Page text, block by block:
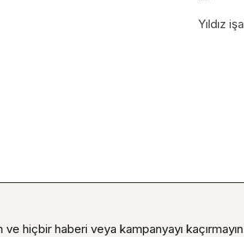
Yıldız
hiçbir haberi veya kampanyayı